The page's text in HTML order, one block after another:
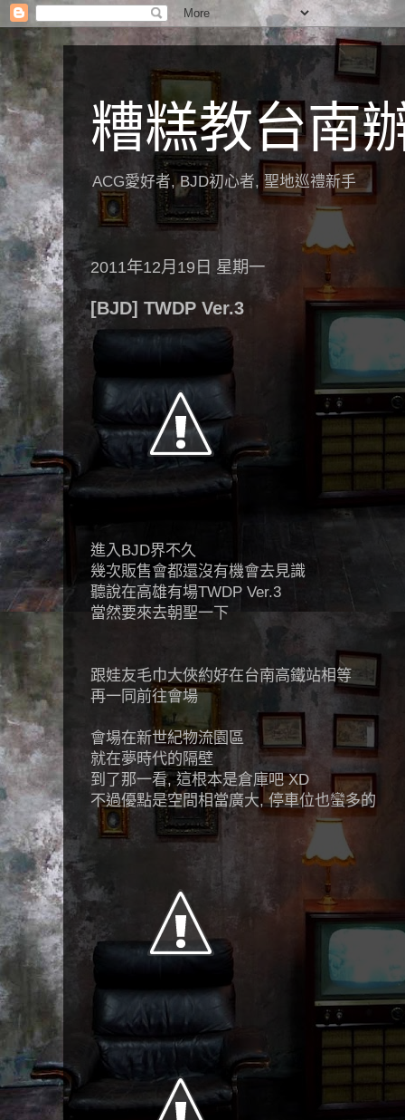
糟糕教台南
ACG愛好者, BJD初心者, 聖地巡禮新手
2011年12月19日 星期一
[BJD] TWDP Ver.3
進入BJD界不久
幾次販售會都還沒有機會去見識
聽說在高雄有場TWDP Ver.3
當然要來去朝聖一下
跟娃友毛巾大俠約好在台南高鐵站相等
再一同前往會場
會場在新世紀物流園區
就在夢時代的隔壁
到了那一看, 這根本是倉庫吧 XD
不過優點是空間相當廣大, 停車位也蠻多的